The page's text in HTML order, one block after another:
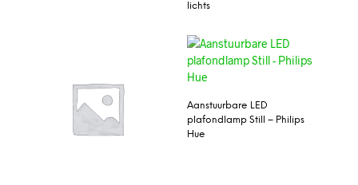
lichts
Aanstuurbare LED
plafondlamp Still – Philips
Hue